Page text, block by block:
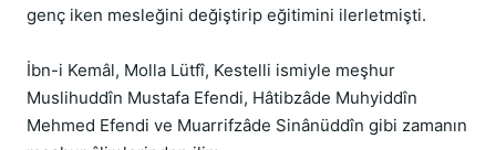
genç iken mesleğini değiştirip eğitimini ilerletmişti.
İbn-i Kemâl, Molla Lütfî, Kestelli ismiyle meşhur
Muslihuddîn Mustafa Efendi, Hâtibzâde Muhyiddîn
Mehmed Efendi ve Muarrifzâde Sinânüddîn gibi zamanın